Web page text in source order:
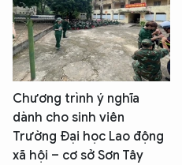
Chương trình ý nghĩa
dành cho sinh viên
Trường Đại học Lao động
xã hội – cơ sở Sơn Tây